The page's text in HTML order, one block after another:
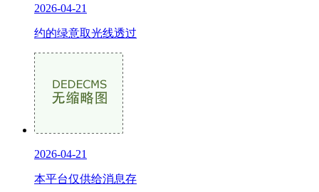
2026-04-21
约的绿意取光线透过
2026-04-21
本平台仅供给消息存